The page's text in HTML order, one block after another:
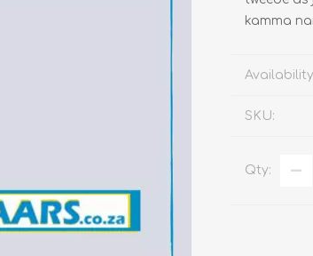
kamma
SKU:
Qty: